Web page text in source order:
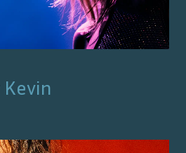
Kevin